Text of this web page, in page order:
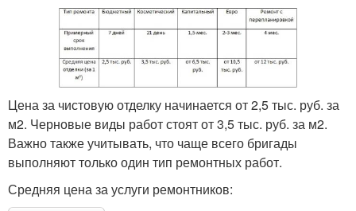
Цена за чистовую отделку начинается от 2,5 тыс. руб. за
м2. Черновые виды работ стоят от 3,5 тыс. руб. за м2.
Важно также учитывать, что чаще всего бригады
выполняют только один тип ремонтных работ.
Средняя цена за услуги ремонтников: